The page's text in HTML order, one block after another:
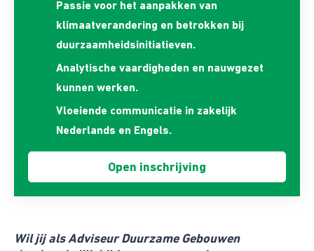
Passie voor het aanpakken van
klimaatverandering en betrokken bij
duurzaamheidsinitiatieven.
Analytische vaardigheden en nauwgezet
kunnen werken.
Vloeiende communicatie in zakelijk
Nederlands en Engels.
Open inschrijving
Wil jij als Adviseur Duurzame Gebouwen